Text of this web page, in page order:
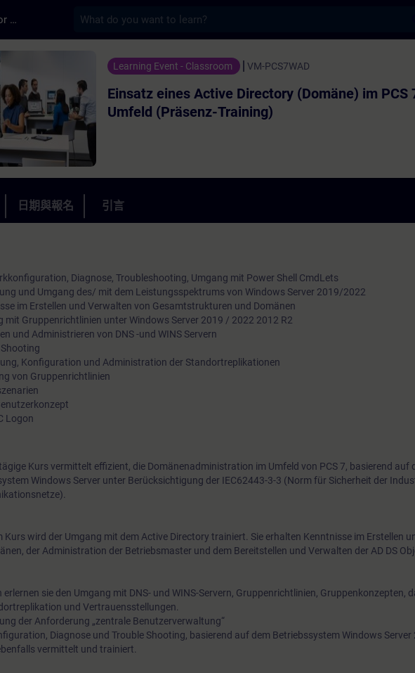
Training Services for Digital Industries
eines Active Directory (Domäne) im PCS 7 /
Learning Event - Classroom VM-PCS7WAD
Einsatz eines Active Directory (Domäne) im PCS
Umfeld (Präsenz-Training)
日期與報名 引言
Diagnose, Troubleshooting, Umgang mit Power Shell CmdLets
und Umgang des/ mit dem Leistungsspektrums von Windows Server 2019/2022
im Erstellen und Verwalten von Gesamtstrukturen und Domänen
mit Gruppenrichtlinien unter Windows Server 2019 / 2022 2012 R2
und Administrieren von DNS -und WINS Servern
Konfiguration und Administration der Standortreplikationen
von Gruppenrichtlinien
Logon
Kurs vermittelt effizient, die Domänenadministration im Umfeld von PCS 7, basierend auf
Windows Server unter Berücksichtigung der IEC62443-3-3 (Norm für Sicherheit der
Kurs wird der Umgang mit dem Active Directory trainiert. Sie erhalten Kenntnisse im Erstellen
der Administration der Betriebsmaster und dem Bereitstellen und Verwalten der AD DS
erlernen sie den Umgang mit DNS- und WINS-Servern, Gruppenrichtlinien, Gruppenkonzepten,
und Vertrauensstellungen.
der Anforderung „zentrale Benutzerverwaltung“
Diagnose und Trouble Shooting, basierend auf dem Betriebssystem Windows
vermittelt und trainiert.